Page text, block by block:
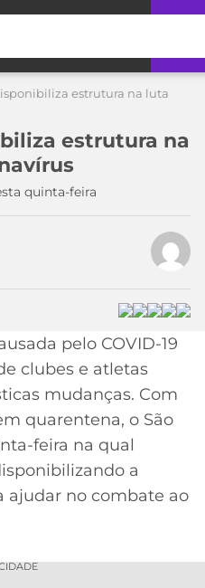
estrutura na luta
estrutura na
quinta-feira
pelo COVID-19
clubes e atletas
mudanças. Com
quarentena, o São
feira na qual
a
ajudar no combate ao